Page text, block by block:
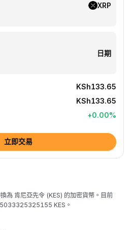
XRP
日期
KSh133.65
KSh133.65
+0.00%
立即交易
為 肯尼亞先令 (KES) 的加密貨幣。目前
KES。